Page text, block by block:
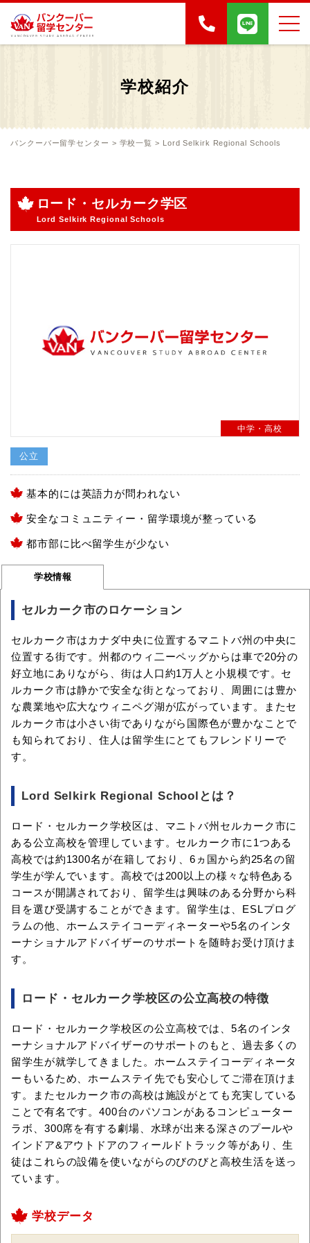
学校紹介
バンクーバー留学センター > 学校一覧 > Lord Selkirk Regional Schools
ロード・セルカーク学区
Lord Selkirk Regional Schools
中学・高校
公立
基本的には英語力が問われない
安全なコミュニティー・留学環境が整っている
都市部に比べ留学生が少ない
学校情報
セルカーク市のロケーション
セルカーク市はカナダ中央に位置するマニトバ州の中央に
位置する街です。州都のウィ二ーペッグからは車で20分の
好立地にありながら、街は人口約1万人と小規模です。セ
ルカーク市は静かで安全な街となっており、周囲には豊か
な農業地や広大なウィニペグ湖が広がっています。またセ
ルカーク市は小さい街でありながら国際色が豊かなことで
も知られており、住人は留学生にとてもフレンドリーで
す。
Lord Selkirk Regional Schoolとは？
ロード・セルカーク学校区は、マニトバ州セルカーク市に
ある公立高校を管理しています。セルカーク市に1つある
高校では約1300名が在籍しており、6ヵ国から約25名の留
学生が学んでいます。高校では200以上の様々な特色ある
コースが開講されており、留学生は興味のある分野から科
目を選び受講することができます。留学生は、ESLプログ
ラムの他、ホームステイコーディネーターや5名のインタ
ーナショナルアドバイザーのサポートを随時お受け頂けま
す。
ロード・セルカーク学校区の公立高校の特徴
ロード・セルカーク学校区の公立高校では、5名のインタ
ーナショナルアドバイザーのサポートのもと、過去多くの
留学生が就学してきました。ホームステイコーディネータ
ーもいるため、ホームステイ先でも安心してご滞在頂けま
す。またセルカーク市の高校は施設がとても充実している
ことで有名です。400台のパソコンがあるコンピューター
ラボ、300席を有する劇場、水球が出来る深さのプールや
インドア&アウトドアのフィールドトラック等があり、生
徒はこれらの設備を使いながらのびのびと高校生活を送っ
ています。
学校データ